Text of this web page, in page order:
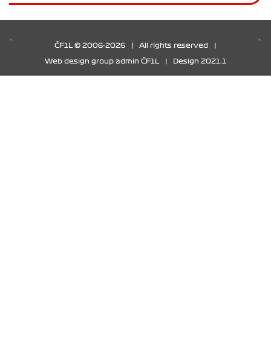
ČF1L © 2006-2026 All rights reserved
Web design group admin ČF1L Design 2021.1